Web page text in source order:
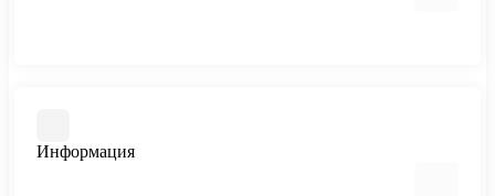
Информация